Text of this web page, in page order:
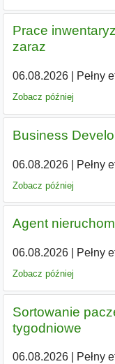
Prace
zaraz
06.08.2026| Pełny
Zobacz później
Business
06.08.2026| Pełny
Zobacz później
Agent
06.08.2026| Pełny
Zobacz później
Sortowanie
tygodniowe
06.08.2026| Pełny